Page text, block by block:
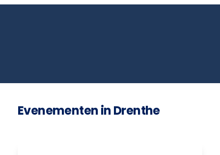
Evenementen in Drenthe